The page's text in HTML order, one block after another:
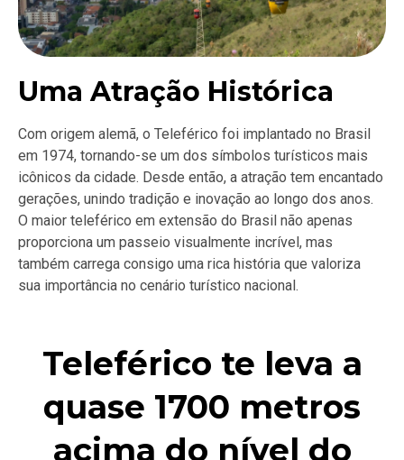
Uma Atração Histórica
Com origem alemã, o Teleférico foi implantado no Brasil
em 1974, tornando-se um dos símbolos turísticos mais
icônicos da cidade. Desde então, a atração tem encantado
gerações, unindo tradição e inovação ao longo dos anos.
O maior teleférico em extensão do Brasil não apenas
proporciona um passeio visualmente incrível, mas
também carrega consigo uma rica história que valoriza
sua importância no cenário turístico nacional.
Teleférico te leva a
quase 1700 metros
acima do nível do